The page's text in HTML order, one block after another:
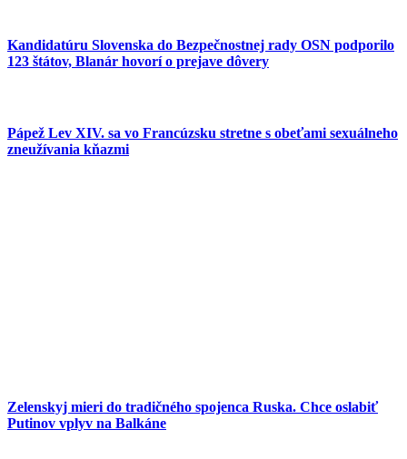
Kandidatúru Slovenska do Bezpečnostnej rady OSN podporilo
123 štátov, Blanár hovorí o prejave dôvery
Pápež Lev XIV. sa vo Francúzsku stretne s obeťami sexuálneho
zneužívania kňazmi
Zelenskyj mieri do tradičného spojenca Ruska. Chce oslabiť
Putinov vplyv na Balkáne